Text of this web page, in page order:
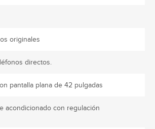
originales
directos.
pantalla plana de 42 pulgadas
acondicionado con regulación